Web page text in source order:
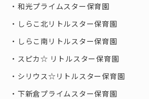
和光プライムスター保育園
しらこ北リトルスター保育園
しらこ南リトルスター保育園
スピカ☆ リトルスター保育園
シリウス☆リトルスター保育園
下新倉プライムスター保育園